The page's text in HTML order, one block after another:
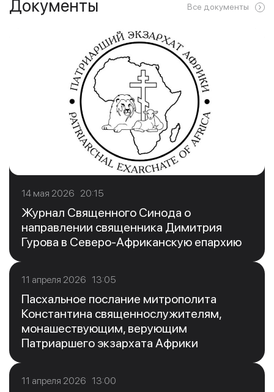
Документы Все документы
14 мая 2026 20:15
Журнал Священного Синода о
направлении священника Димитрия
Гурова в Северо-Африканскую епархию
11 апреля 2026 13:05
Пасхальное послание митрополита
Константина священнослужителям,
монашествующим, верующим
Патриаршего экзархата Африки
11 апреля 2026 13:00